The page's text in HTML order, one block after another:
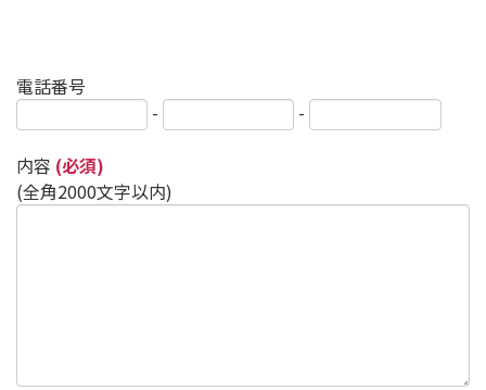
電話番号
-
-
内容 (必須)
(全角2000文字以内)